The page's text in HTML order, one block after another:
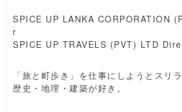
SPICE UP LANKA CORPORATION
r
SPICE UP TRAVELS (PVT) LTD
「旅と町歩き」を仕事にしようとスリ
歴史・地理・建築が好き。